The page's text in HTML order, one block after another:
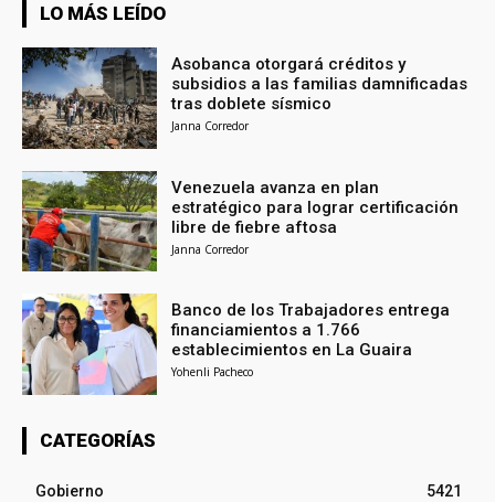
LO MÁS LEÍDO
Asobanca otorgará créditos y
subsidios a las familias damnificadas
tras doblete sísmico
Janna Corredor
Venezuela avanza en plan
estratégico para lograr certificación
libre de fiebre aftosa
Janna Corredor
Banco de los Trabajadores entrega
financiamientos a 1.766
establecimientos en La Guaira
Yohenli Pacheco
CATEGORÍAS
Gobierno
5421